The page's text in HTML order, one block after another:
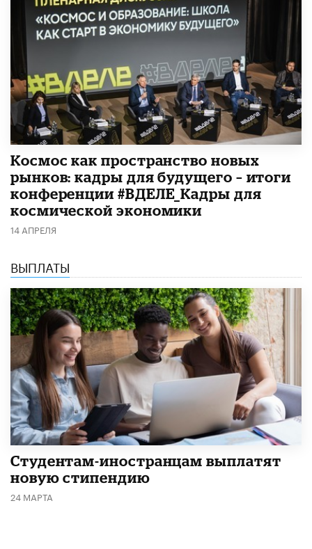
Космос как пространство новых
рынков: кадры для будущего – итоги
конференции #ВДЕЛЕ_Кадры для
космической экономики
14 АПРЕЛЯ
ВЫПЛАТЫ
Студентам-иностранцам выплатят
новую стипендию
24 МАРТА